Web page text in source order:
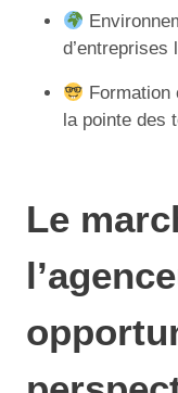
d’entreprises
la pointe des
Le